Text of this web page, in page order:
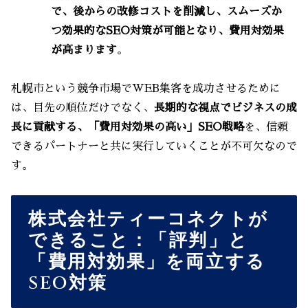
で、後からの改修コストを削減し、スムーズか
つ効果的なSEO対策が可能となり、費用対効果
が高まります。
札幌市という競争市場でWEB集客を成功させるために
は、目先の順位だけでなく、 長期的な視点でビジネスの成
長に貢献する、「費用対効果の高い」SEO戦略を、信頼
できるパートナーと共に実行していくことが不可欠なので
す。
株式会社ティーコネクトが
できること：「評判」と
「費用対効果」を両立する
SEO対策